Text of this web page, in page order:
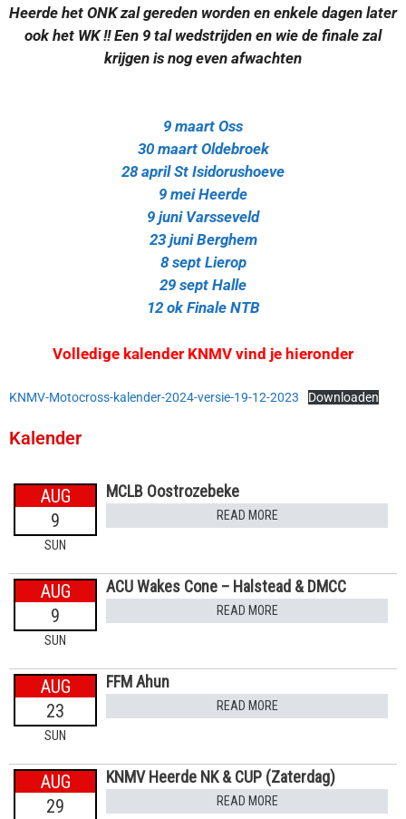
Heerde het ONK zal gereden worden en enkele dagen later
ook het WK !! Een 9 tal wedstrijden en wie de finale zal
krijgen is nog even afwachten
9 maart Oss
30 maart Oldebroek
28 april St Isidorushoeve
9 mei Heerde
9 juni Varsseveld
23 juni Berghem
8 sept Lierop
29 sept Halle
12 ok Finale NTB
Volledige kalender KNMV vind je hieronder
KNMV-Motocross-kalender-2024-versie-19-12-2023 Downloaden
Kalender
AUG
9
SUN
MCLB Oostrozebeke
READ MORE
AUG
9
SUN
ACU Wakes Cone – Halstead & DMCC
READ MORE
AUG
23
SUN
FFM Ahun
READ MORE
AUG
29
KNMV Heerde NK & CUP (Zaterdag)
READ MORE